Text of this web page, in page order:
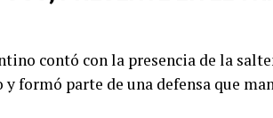
contó con la presencia de la
formó parte de una defensa que